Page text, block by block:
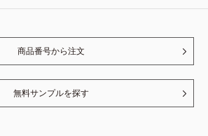
商品番号から注文
無料サンプルを探す